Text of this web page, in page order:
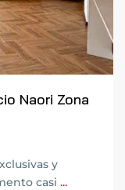
Naori Zona
y
casi ...